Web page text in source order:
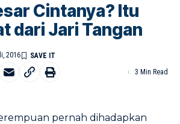
Cintanya? Itu
dari Jari Tangan
2016
3 Min Read
pernah dihadapkan